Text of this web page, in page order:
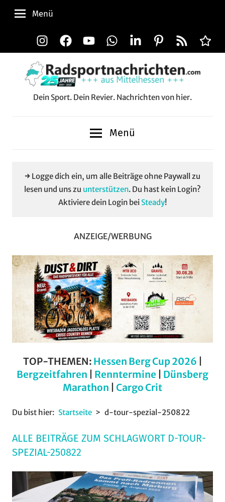
Zum
Inhalt
InstagramFacebookYouTubeWhatsAppLinkedInPinterest
RSS-
Feed
Alle
Menü
Dein Sport. Dein Revier. Nachrichten von hier.
Menü
→ Logge dich ein, um alle Beiträge ohne Paywall zu
lesen und uns zu unterstützen. Du hast kein Login?
Aktiviere dein Login bei Steady!
ANZEIGE/WERBUNG
TOP-THEMEN: Hessen Berg Cup 2026
Bergzeitfahren
Renntermine
Dünsberg
Marathon
Cargo Crit
Du bist hier: Startseite d-tour-spezial-250822
ALLE BEITRÄGE ZUM SCHLAGWORT D-TOUR-
SPEZIAL-250822